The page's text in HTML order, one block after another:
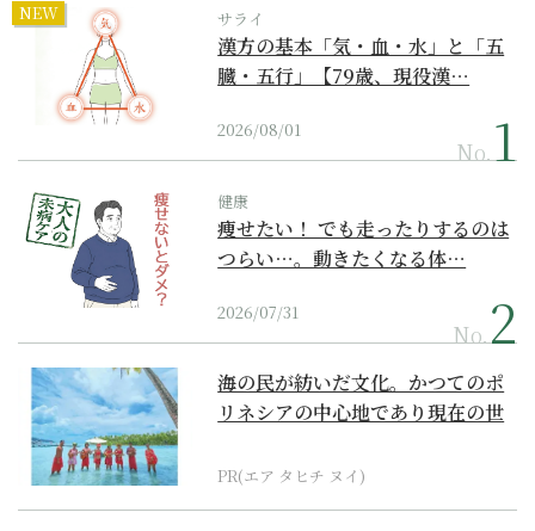
NEW サライ
漢方の基本「気・血・水」と「五
臓・五行」【79歳、現役漢…
2026/08/01
No.
健康
痩せたい！ でも走ったりするのは
つらい…。動きたくなる体…
2026/07/31
No.
海の民が紡いだ文化。かつてのポ
リネシアの中心地であり現在の世
PR(エア タヒチ ヌイ)